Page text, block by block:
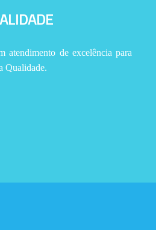
de excelência para
Qualidade.